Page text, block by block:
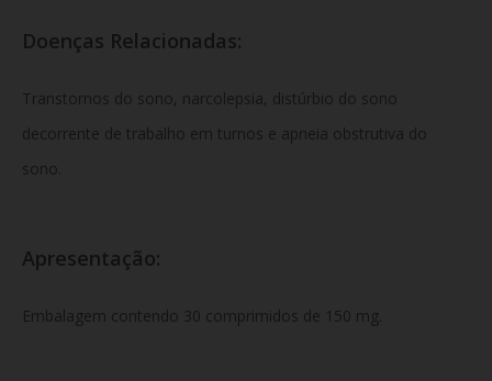
Doenças Relacionadas:
Transtornos do sono, narcolepsia, distúrbio do sono
decorrente de trabalho em turnos e apneia obstrutiva do
sono.
Apresentação:
Embalagem contendo 30 comprimidos de 150 mg.